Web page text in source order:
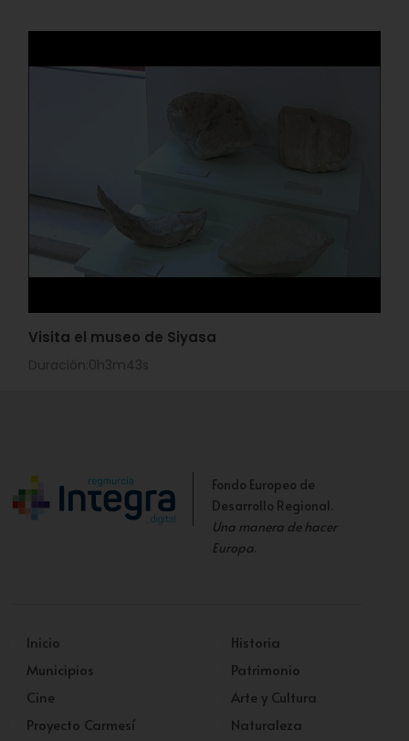
Visita el museo de Siyasa
Duración:0h3m43s
Fondo Europeo de
Desarrollo Regional.
Una manera de hacer
Europa.
Inicio
Municipios
Cine
Proyecto Carmesí
Historia
Patrimonio
Arte y Cultura
Naturaleza